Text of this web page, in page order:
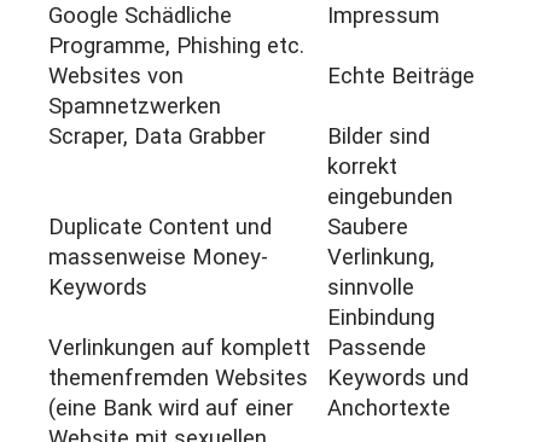
Google Schädliche
Programme, Phishing etc.
Impressum
Websites von
Spamnetzwerken
Echte Beiträge
Scraper, Data Grabber
Bilder sind
korrekt
eingebunden
Duplicate Content und
massenweise Money-
Keywords
Saubere
Verlinkung,
sinnvolle
Einbindung
Verlinkungen auf komplett
themenfremden Websites
(eine Bank wird auf einer
Passende
Keywords und
Anchortexte